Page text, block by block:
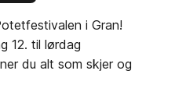
i Gran!
12. til lørdag
du alt som skjer og